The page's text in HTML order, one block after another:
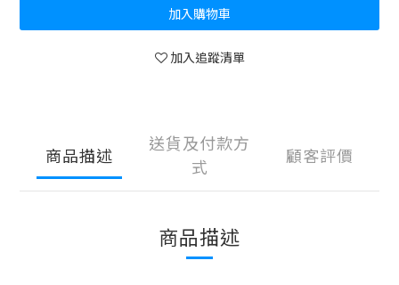
加入購物車
加入追蹤清單
商品描述
送貨及付款方
式
顧客評價
商品描述